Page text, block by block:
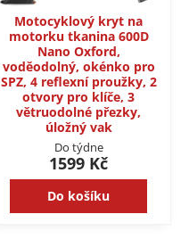
Motocyklový kryt na
motorku tkanina 600D
Nano Oxford,
voděodolný, okénko pro
SPZ, 4 reflexní proužky, 2
otvory pro klíče, 3
větruodolné přezky,
úložný vak
Do týdne
1599 Kč
Do košíku